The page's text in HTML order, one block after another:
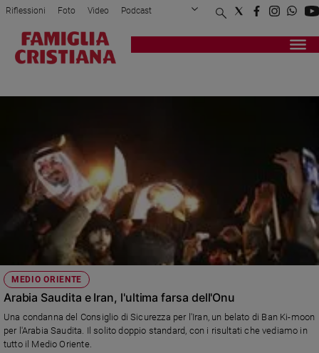
Attualità
Economia
Legalità
giustizia
Interviste
Papa
Papa
Chiesa
Chiesa
Riflessioni Foto Video Podcast
Privacy Policy Chi siamo
Registrati Redazione
MEDIO ORIENTE
Arabia Saudita e Iran, l'ultima farsa dell'Onu
Una condanna del Consiglio di Sicurezza per l'Iran, un belato di Ban Ki-moon
per l'Arabia Saudita. Il solito doppio standard, con i risultati che vediamo in
tutto il Medio Oriente.